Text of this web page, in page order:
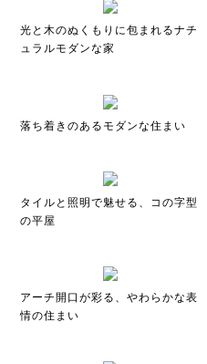
光と木のぬくもりに包まれるナチ
ュラルモダンな家
落ち着きのあるモダンな住まい
タイルと照明で魅せる、コの字型
の平屋
アーチ開口が彩る、やわらかな表
情の住まい